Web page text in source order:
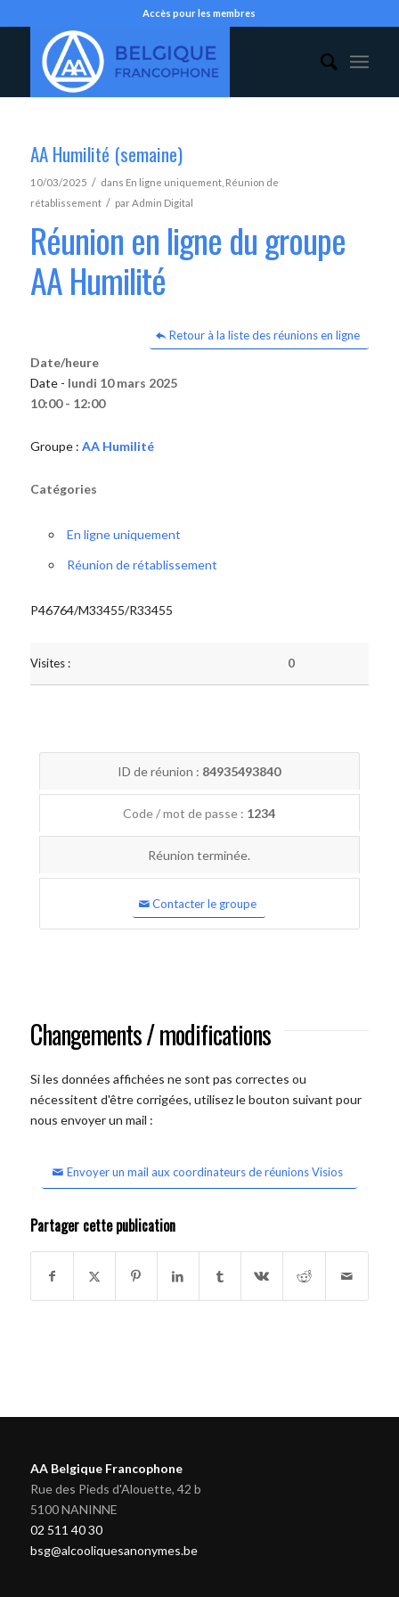
Accès pour les membres
AA Humilité (semaine)
10/03/2025 / dans En ligne uniquement, Réunion de
rétablissement / parAdmin Digital
Réunion en ligne du groupe
AA Humilité
Retour à la liste des réunions en ligne
Date/heure
Date - lundi 10 mars 2025
10:00 - 12:00
Groupe : AA Humilité
Catégories
En ligne uniquement
Réunion de rétablissement
P46764/M33455/R33455
Visites : 0
ID de réunion : 84935493840
Code / mot de passe : 1234
Réunion terminée.
Contacter le groupe
Changements / modifications
Si les données affichées ne sont pas correctes ou
nécessitent d'être corrigées, utilisez le bouton suivant pour
nous envoyer un mail :
Envoyer un mail aux coordinateurs de réunions Visios
Partager cette publication
AA Belgique Francophone
Rue des Pieds d'Alouette, 42 b
5100 NANINNE
02 511 40 30
bsg@alcooliquesanonymes.be